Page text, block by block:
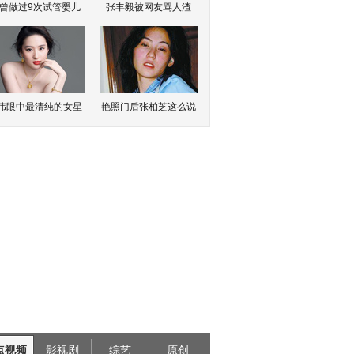
做过9次试管婴儿 张丰毅被网友骂人渣
眼中最清纯的女星 艳照门后张柏芝这么说
视频 影视剧 综艺 原创